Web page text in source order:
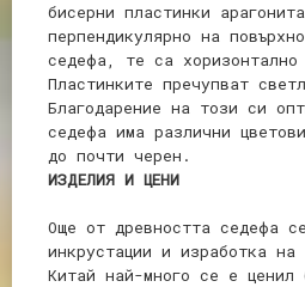
бисерни пластинки
перпендикулярно на
седефа, те са хоризонтално
Пластинките пречупват
Благодарение на този си
седефа има различни
до почти черен.
ИЗДЕЛИЯ И ЦЕНИ
Още от древността седефа
инкрустации и изработка
Китай най-много се е ценил